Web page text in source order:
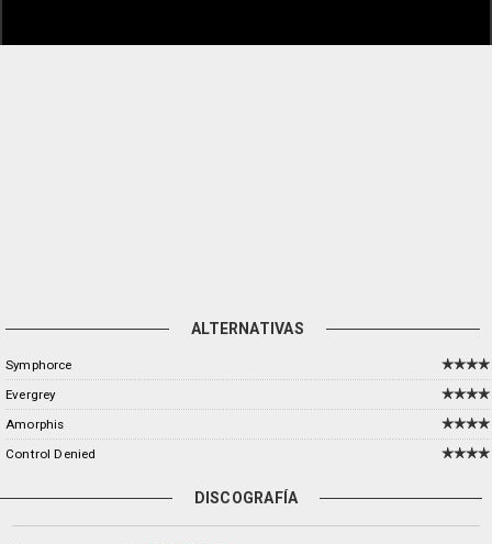
ALTERNATIVAS
Symphorce
Evergrey
Amorphis
Control Denied
DISCOGRAFÍA